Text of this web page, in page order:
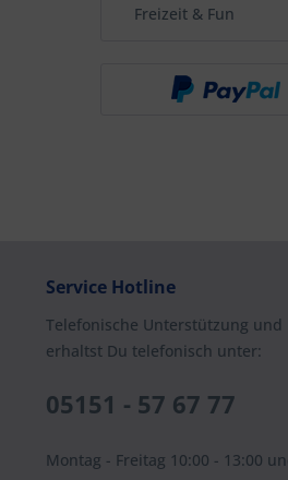
Freizeit & Fun
Service Hotline
Telefonische Unterstützung und
erhaltst Du telefonisch unter:
05151 - 57 67 77
Montag - Freitag 10:00 - 13:00